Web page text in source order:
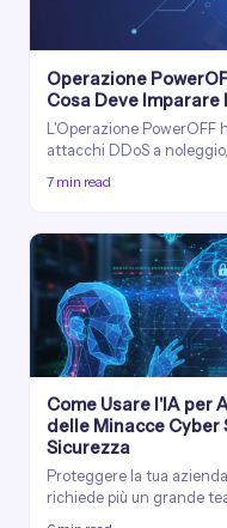
Operazione
Cosa Deve
L'Operazione
attacchi DDoS a
7 min read
Come Usare l'IA per
delle Minacce Cyber
Sicurezza
Proteggere la tua
richiede più un grande